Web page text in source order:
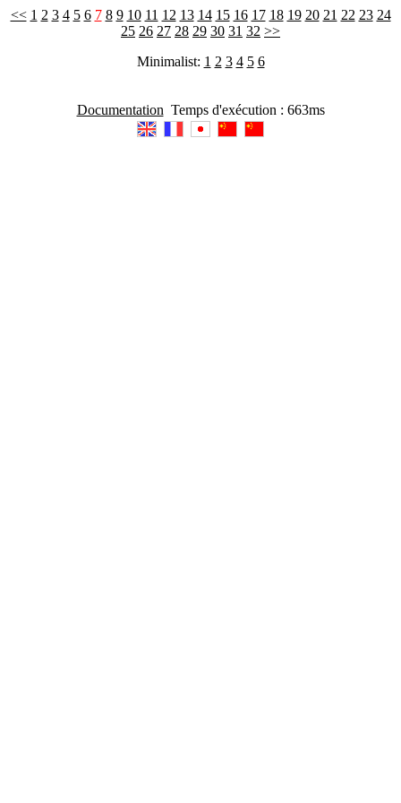
<< 1 2 3 4 5 6 7 8 9 10 11 12 13 14 15 16 17 18 19 20 21 22 23 24
25 26 27 28 29 30 31 32 >>
Minimalist: 1 2 3 4 5 6
Documentation Temps d'exécution : 663ms